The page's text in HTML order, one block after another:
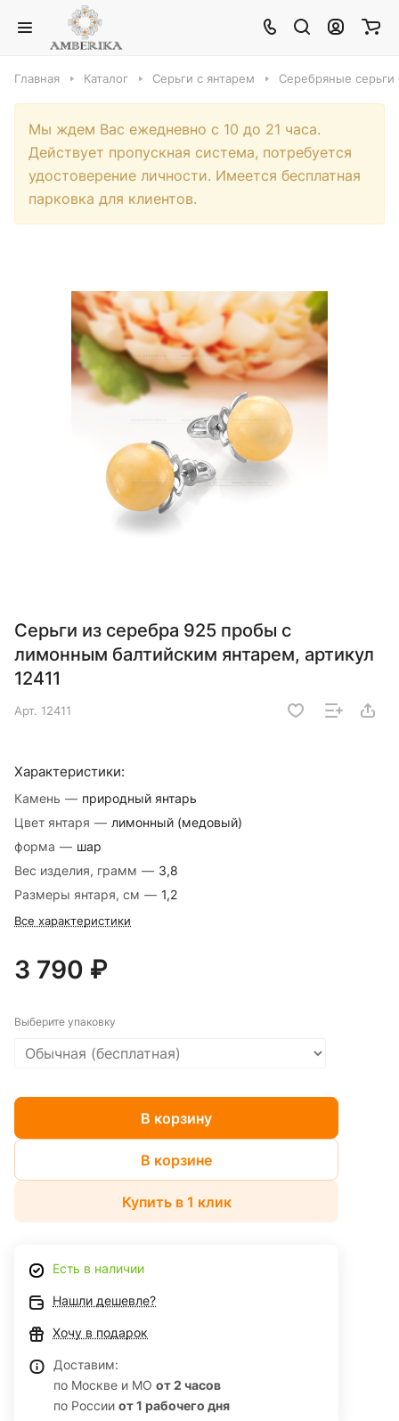
Главная Каталог Серьги с янтарем Серебряные серьги
Мы ждем Вас ежедневно с 10 до 21 часа.
Действует пропускная система, потребуется
удостоверение личности. Имеется бесплатная
парковка для клиентов.
Серьги из серебра 925 пробы с
лимонным балтийским янтарем, артикул
12411
Арт. 12411
Характеристики:
Камень — природный янтарь
Цвет янтаря — лимонный (медовый)
форма — шар
Вес изделия, грамм — 3,8
Размеры янтаря, см — 1,2
Все характеристики
3 790 ₽
Выберите упаковку
В корзину
В корзине
Купить в 1 клик
Есть в наличии
Нашли дешевле?
Хочу в подарок
Доставим:
по Москве и МО от 2 часов
по России от 1 рабочего дня